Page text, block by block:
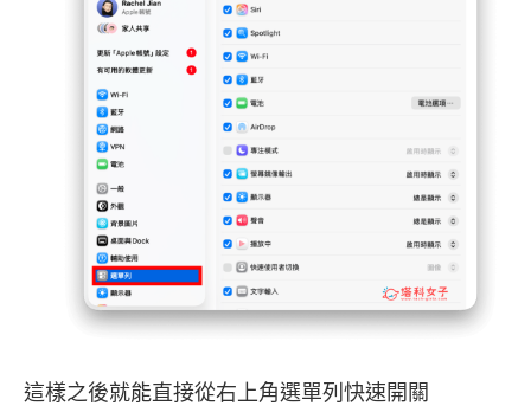
這樣之後就能直接從右上角選單列快速開關